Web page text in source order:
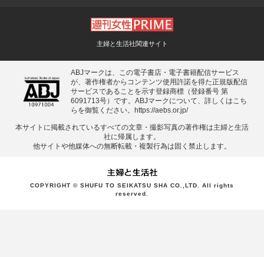
主婦と生活社関連サイト
ABJマークは、この電子書店・電子書籍配信サービス
が、著作権者からコンテンツ使用許諾を得た正規版配信
サービスであることを示す登録商標（登録番号 第
6091713号）です。ABJマークについて、詳しくはこち
らを御覧ください。
https://aebs.or.jp/
本サイトに掲載されているすべての⽂章・撮影写真の著作権は主婦と⽣活
社に帰属します。
他サイトや他媒体への無断転載・複製⾏為は固く禁⽌します。
COPYRIGHT © SHUFU TO SEIKATSU SHA CO.,LTD. All rights
reserved.